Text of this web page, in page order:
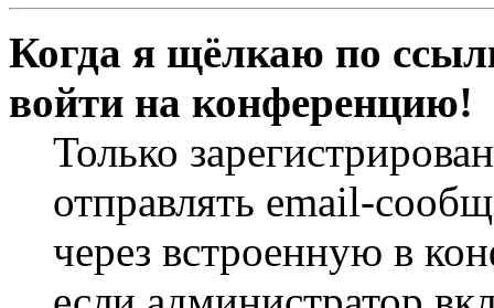
Когда я щёлкаю по
войти на конференцию!
Только
отправлять email-
через встроенную в